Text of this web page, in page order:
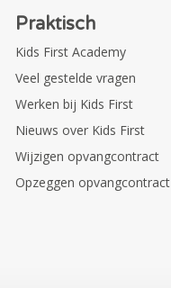
Praktisch
Kids First Academy
Veel gestelde vragen
Werken bij Kids First
Nieuws over Kids First
Wijzigen opvangcontract
Opzeggen opvangcontract